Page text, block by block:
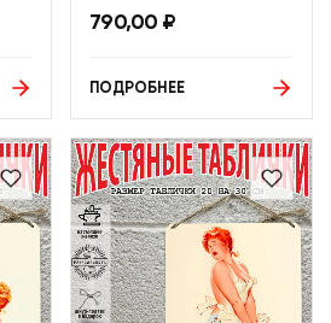
790,00 ₽
ПОДРОБНЕЕ